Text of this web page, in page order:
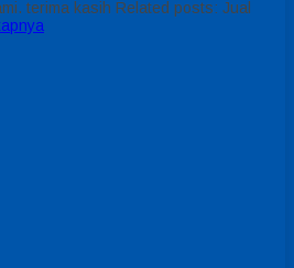
terima kasih Related posts: Jual